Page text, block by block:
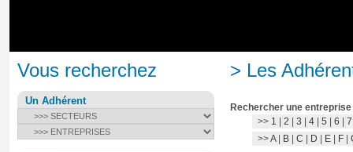
Vous recherchez
Un Adhérent
> Les
Rechercher une entreprise
>> 1 2 3 4 5 6 7
>>A| B C D E F